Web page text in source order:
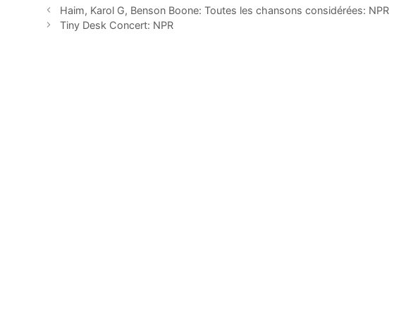
Haim, Karol G, Benson Boone: Toutes les chansons considérées: NPR
Tiny Desk Concert: NPR